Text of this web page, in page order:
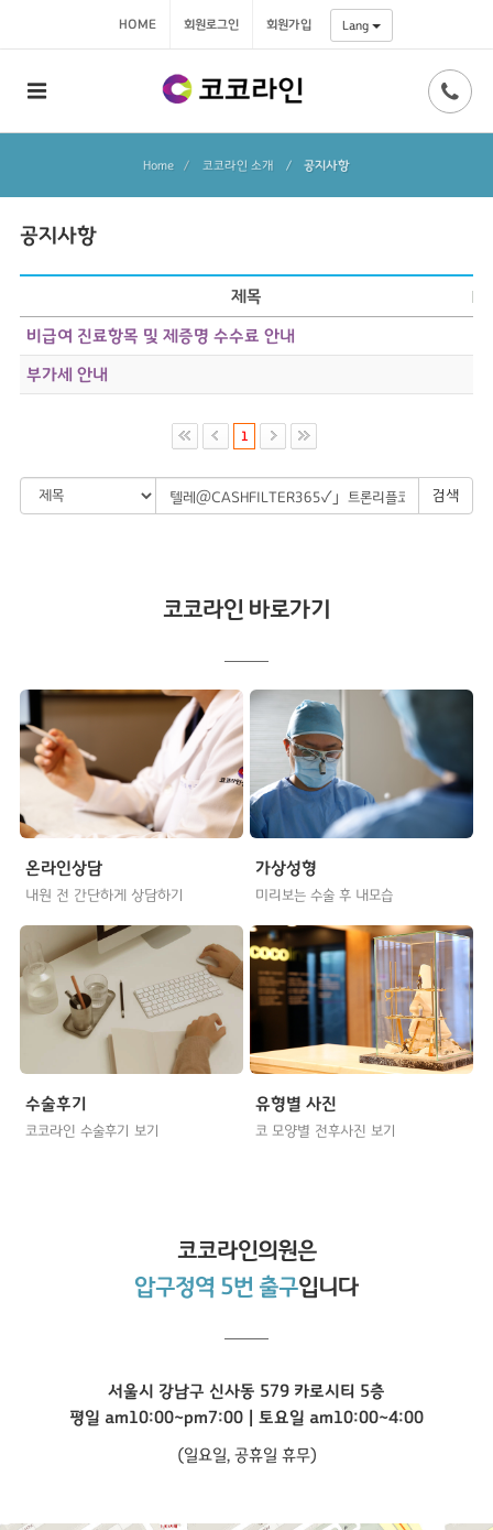
HOME 회원로그인 회원가입 Lang
Home 코코라인 소개 / 공지사항
공지사항
제목
비급여 진료항목 및 제증명 수수료 안내
부가세 안내
1
검색
코코라인 바로가기
온라인상담
내원 전 간단하게 상담하기
가상성형
미리보는 수술 후 내모습
수술후기
코코라인 수술후기 보기
유형별 사진
코 모양별 전후사진 보기
코코라인의원은
압구정역 5번 출구입니다
서울시 강남구 신사동 579 카로시티 5층
평일 am10:00~pm7:00 | 토요일 am10:00~4:00
(일요일, 공휴일 휴무)